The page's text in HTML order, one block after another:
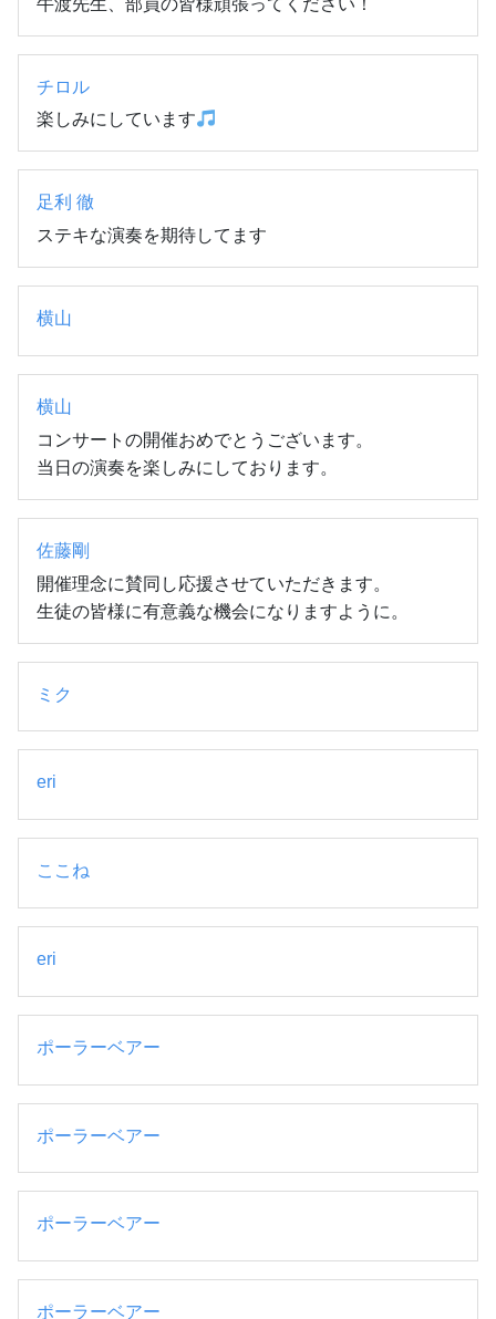
チロル
楽しみにしています
足利 徹
ステキな演奏を期待してます
横山
横山
コンサートの開催おめでとうございます。
当日の演奏を楽しみにしております。
佐藤剛
開催理念に賛同し応援させていただきます。
生徒の皆様に有意義な機会になりますように。
ミク
eri
ここね
eri
ポーラーベアー
ポーラーベアー
ポーラーベアー
ポーラーベアー